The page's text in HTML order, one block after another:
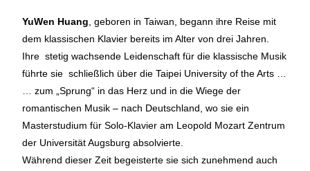
YuWen Huang, geboren in Taiwan, begann ihre Reise mit
dem klassischen Klavier bereits im Alter von drei Jahren.
Ihre stetig wachsende Leidenschaft für die klassische Musik
führte sie schließlich über die Taipei University of the Arts …
… zum „Sprung“ in das Herz und in die Wiege der
romantischen Musik – nach Deutschland, wo sie ein
Masterstudium für Solo-Klavier am Leopold Mozart Zentrum
der Universität Augsburg absolvierte.
Während dieser Zeit begeisterte sie sich zunehmend auch